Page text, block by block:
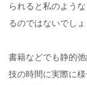
られると私のよう
るのではないでし
書籍などでも静的
技の時間に実際に